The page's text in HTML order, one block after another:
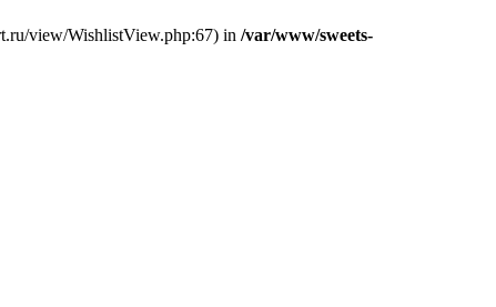
view/WishlistView.php:67) in /var/www/sweets-